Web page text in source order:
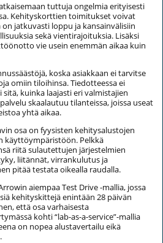
tuttuja ongelmia erityisesti
Kehityskorttien toimitukset voivat
jatkuvasti loppu ja kansainvälisiin
sekä vientirajoituksia. Lisäksi
vie usein enemmän aikaa kuin
koska asiakkaan ei tarvitse
omiin tiloihinsa. Tiedotteessa ei
kuinka laajasti eri valmistajien
skaalautuu tilanteissa, joissa useat
yhtä aikaa.
osa on fyysisten kehitysalustojen
käyttöympäristöön. Pelkkä
riitä sulautettujen järjestelmien
liitännät, virrankulutus ja
pitää testata oikealla raudalla.
aiempaa Test Drive -mallia, jossa
kehityskittejä enintään 28 päivän
että osa varhaisesta
kohti “lab-as-a-service”-mallia
on nopea alustavertailu eikä